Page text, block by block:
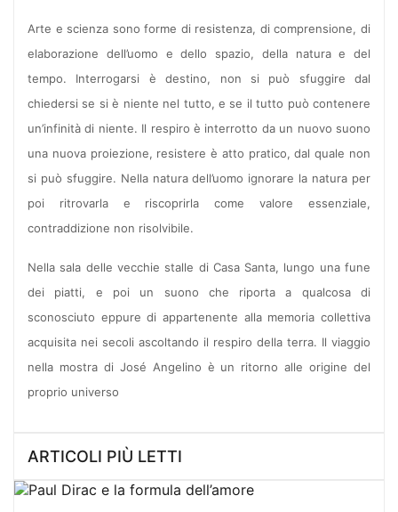
Arte e scienza sono forme di resistenza, di comprensione, di
elaborazione dell’uomo e dello spazio, della natura e del
tempo. Interrogarsi è destino, non si può sfuggire dal
chiedersi se si è niente nel tutto, e se il tutto può contenere
un’infinità di niente. Il respiro è interrotto da un nuovo suono
una nuova proiezione, resistere è atto pratico, dal quale non
si può sfuggire. Nella natura dell’uomo ignorare la natura per
poi ritrovarla e riscoprirla come valore essenziale,
contraddizione non risolvibile.
Nella sala delle vecchie stalle di Casa Santa, lungo una fune
dei piatti, e poi un suono che riporta a qualcosa di
sconosciuto eppure di appartenente alla memoria collettiva
acquisita nei secoli ascoltando il respiro della terra. Il viaggio
nella mostra di José Angelino è un ritorno alle origine del
proprio universo
ARTICOLI PIÙ LETTI